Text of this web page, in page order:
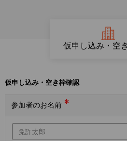
仮申し込み・空
仮申し込み・空き枠確認
参加者のお名前 *